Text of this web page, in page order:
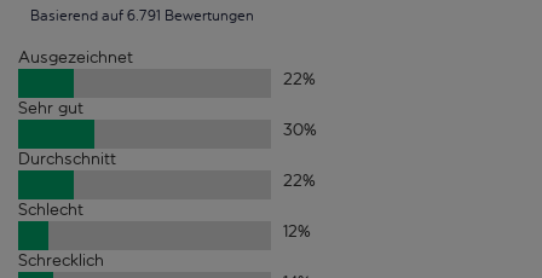
Basierend auf 6.791 Bewertungen
Ausgezeichnet
22%
Sehr gut
30%
Durchschnitt
22%
Schlecht
12%
Schrecklich